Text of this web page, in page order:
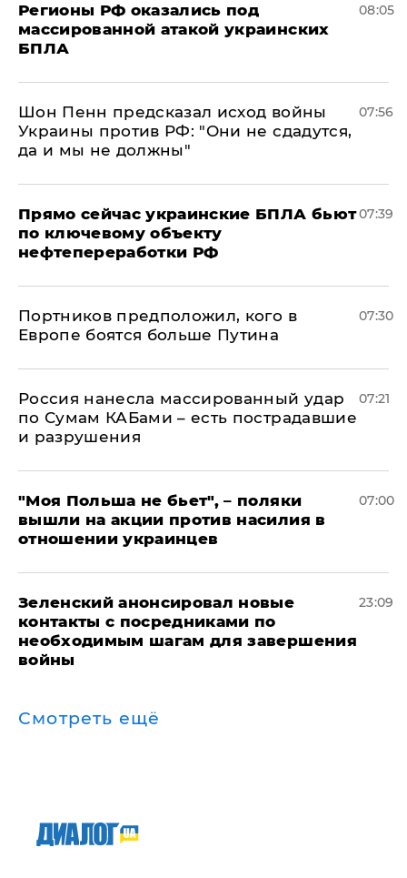
Регионы РФ оказались под
массированной атакой украинских
БПЛА
08:05
Шон Пенн предсказал исход войны
Украины против РФ: "Они не сдадутся,
да и мы не должны"
07:56
Прямо сейчас украинские БПЛА бьют
по ключевому объекту
нефтепереработки РФ
07:39
Портников предположил, кого в
Европе боятся больше Путина
07:30
Россия нанесла массированный удар
по Сумам КАБами – есть пострадавшие
и разрушения
07:21
"Моя Польша не бьет", – поляки
вышли на акции против насилия в
отношении украинцев
07:00
Зеленский анонсировал новые
контакты с посредниками по
необходимым шагам для завершения
войны
23:09
Смотреть ещё